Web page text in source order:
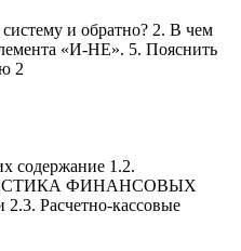
и обратно? 2. В чем
«И-НЕ». 5. Пояснить
2
1.2.
ФИНАНСОВЫХ
Расчетно-кассовые